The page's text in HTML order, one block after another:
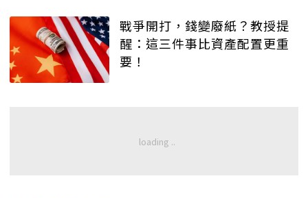
戰爭開打，錢變廢紙？教授提
醒：這三件事比資產配置更重
要！